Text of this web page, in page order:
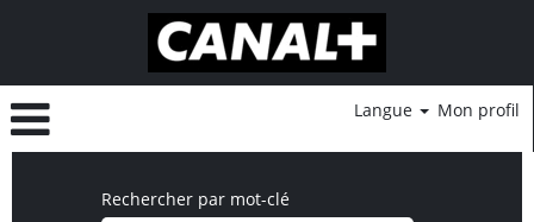
Langue Mon profil
Rechercher par mot-clé